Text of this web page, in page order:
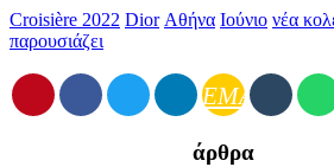
Croisière 2022 Dior Αθήνα Ιούνιο νέα
παρουσιάζει
EMAIL
άρθρα